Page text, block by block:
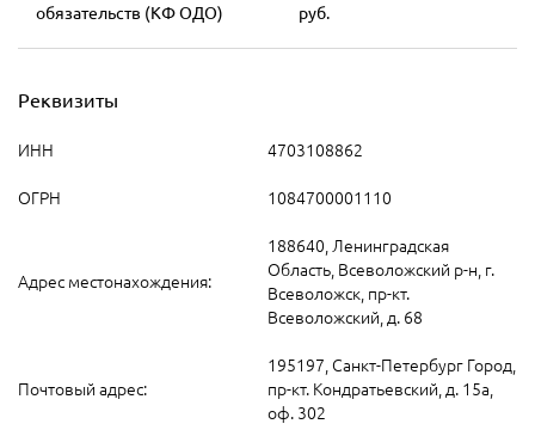
обязательств (КФ ОДО)
руб.
Реквизиты
ИНН
4703108862
ОГРН
1084700001110
Адрес местонахождения:
188640, Ленинградская
Область, Всеволожский р-н, г.
Всеволожск, пр-кт.
Всеволожский, д. 68
Почтовый адрес:
195197, Санкт-Петербург Город,
пр-кт. Кондратьевский, д. 15а,
оф. 302